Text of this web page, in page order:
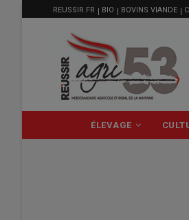
MENU
FILIÈRE
REUSSIR.FR BIO BOVINS VIANDE
PRINCIPALE
ÉLEVAGE